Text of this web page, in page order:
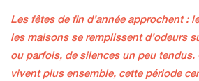
Les fêtes de fin d’année approchent :
les maisons se remplissent d’odeurs
ou parfois, de silences un peu tendus.
vivent plus ensemble, cette période